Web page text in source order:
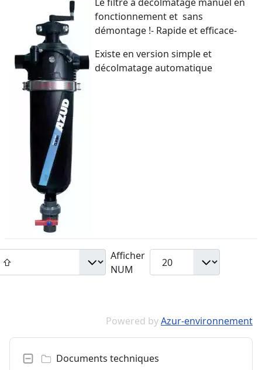
Documents techniques
fonctionnement et sans
démontage !- Rapide et efficace-
Existe en version simple et
décolmatage automatique
Afficher
NUM
Powered byAzur-environnement